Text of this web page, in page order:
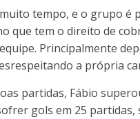
tempo, e o grupo é
que tem o direito de
Principalmente
a própria
partidas, Fábio
gols em 25 partidas,